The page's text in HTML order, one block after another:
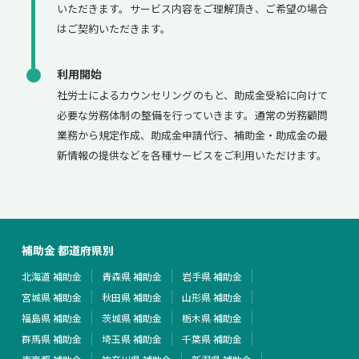
いただきます。サービス内容をご理解頂き、ご希望の場合
はご契約いただきます。
利用開始
社労士によるカウンセリングのもと、助成金受給に向けて
必要な労務体制の整備を行っていきます。通常の労務顧問
業務から規定作成、助成金申請代行、補助金・助成金の最
新情報の提供などを各種サービスをご利用いただけます。
補助金 都道府県別
北海道 補助金 青森県 補助金
岩手県 補助金
宮城県 補助金
秋田県 補助金
山形県 補助金
福島県 補助金
茨城県 補助金
栃木県 補助金
群馬県 補助金
埼玉県 補助金
千葉県 補助金